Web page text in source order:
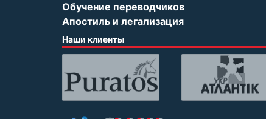
Обучение переводчиков
Апостиль и легализация
Наши клиенты